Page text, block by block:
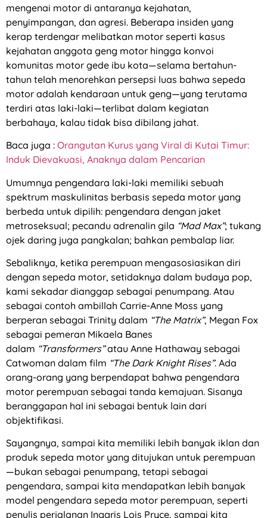
mengenai motor di antaranya kejahatan,
penyimpangan, dan agresi. Beberapa insiden yang
kerap terdengar melibatkan motor seperti kasus
kejahatan anggota geng motor hingga konvoi
komunitas motor gede ibu kota—selama bertahun-
tahun telah menorehkan persepsi luas bahwa sepeda
motor adalah kendaraan untuk geng—yang terutama
terdiri atas laki-laki—terlibat dalam kegiatan
berbahaya, kalau tidak bisa dibilang jahat.
Baca juga : Orangutan Kurus yang Viral di Kutai Timur:
Induk Dievakuasi, Anaknya dalam Pencarian
Umumnya pengendara laki-laki memiliki sebuah
spektrum maskulinitas berbasis sepeda motor yang
berbeda untuk dipilih: pengendara dengan jaket
metroseksual; pecandu adrenalin gila “Mad Max”; tukang
ojek daring juga pangkalan; bahkan pembalap liar.
Sebaliknya, ketika perempuan mengasosiasikan diri
dengan sepeda motor, setidaknya dalam budaya pop,
kami sekadar dianggap sebagai penumpang. Atau
sebagai contoh ambillah Carrie-Anne Moss yang
berperan sebagai Trinity dalam “The Matrix”, Megan Fox
sebagai pemeran Mikaela Banes
dalam “Transformers”atau Anne Hathaway sebagai
Catwoman dalam film “The Dark Knight Rises”. Ada
orang-orang yang berpendapat bahwa pengendara
motor perempuan sebagai tanda kemajuan. Sisanya
beranggapan hal ini sebagai bentuk lain dari
objektifikasi.
Sayangnya, sampai kita memiliki lebih banyak iklan dan
produk sepeda motor yang ditujukan untuk perempuan
—bukan sebagai penumpang, tetapi sebagai
pengendara, sampai kita mendapatkan lebih banyak
model pengendara sepeda motor perempuan, seperti
penulis perjalanan Inggris Lois Pryce, sampai kita